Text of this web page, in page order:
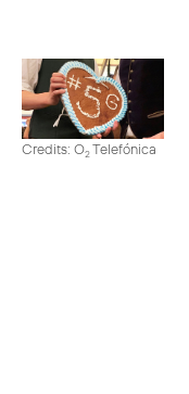
Credits: O2Telefónica